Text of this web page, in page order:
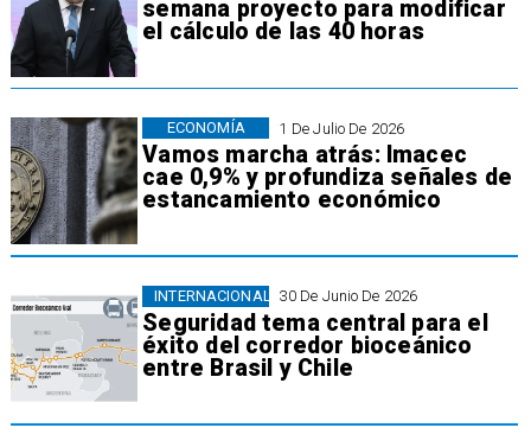
semana proyecto para modificar
el cálculo de las 40 horas
1 De Julio De 2026
Vamos marcha atrás: Imacec
cae 0,9% y profundiza señales de
estancamiento económico
ECONOMÍA
30 De Junio De 2026
Seguridad tema central para el
éxito del corredor bioceánico
entre Brasil y Chile
INTERNACIONAL